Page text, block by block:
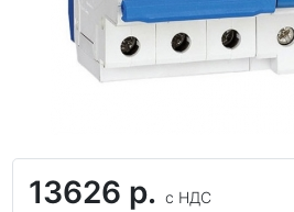
13626 р. с НДС